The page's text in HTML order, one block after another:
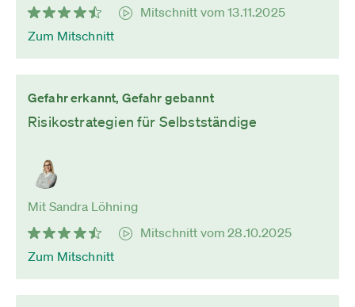
Mitschnitt vom 13.11.2025
Zum Mitschnitt
Gefahr erkannt, Gefahr gebannt
Risikostrategien für Selbstständige
Mit Sandra Löhning
Mitschnitt vom 28.10.2025
Zum Mitschnitt